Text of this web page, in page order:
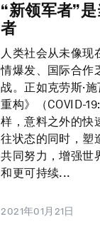
“新领军者”
者
人类社会从未像现
情爆发、国际合作
战。正如克劳斯·
重构》（COVID-
样，意料之外的
往状态的同时，塑
共同努力，增强世
和更可持续...
2021年01月21日